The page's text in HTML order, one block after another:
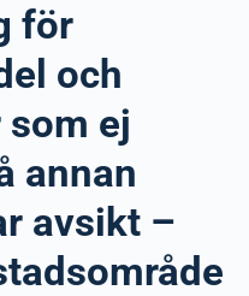
för
och
ej
annan
avsikt –